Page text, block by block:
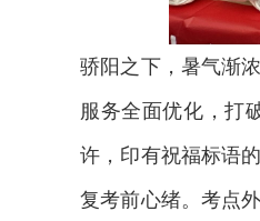
骄阳之下，暑气渐
服务全面优化，打
许，印有祝福标语
复考前心绪。考点